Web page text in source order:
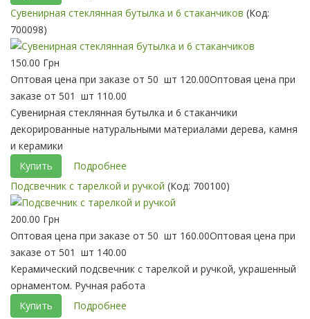
Сувенирная стеклянная бутылка и 6 стаканчиков (Код:
700098)
150.00 Грн
Оптовая цена при заказе от 50 шт 120.00Оптовая цена при
заказе от 501 шт 110.00
Сувенирная стеклянная бутылка и 6 стаканчики
декорированные натуральными материалами дерева, камня
и керамики
Купить
Подробнее
Подсвечник с тарелкой и ручкой (Код: 700100)
200.00 Грн
Оптовая цена при заказе от 50 шт 160.00Оптовая цена при
заказе от 501 шт 140.00
Керамический подсвечник с тарелкой и ручкой, украшенный
орнаментом. Ручная работа
Купить
Подробнее